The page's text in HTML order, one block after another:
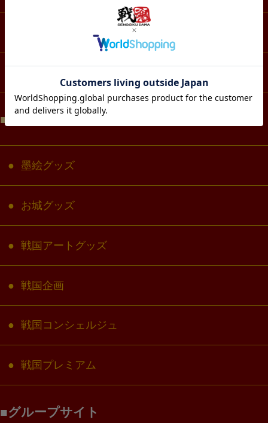
墨絵グッズ
お城グッズ
戦国アートグッズ
戦国企画
戦国コンシェルジュ
戦国プレミアム
グループサイト